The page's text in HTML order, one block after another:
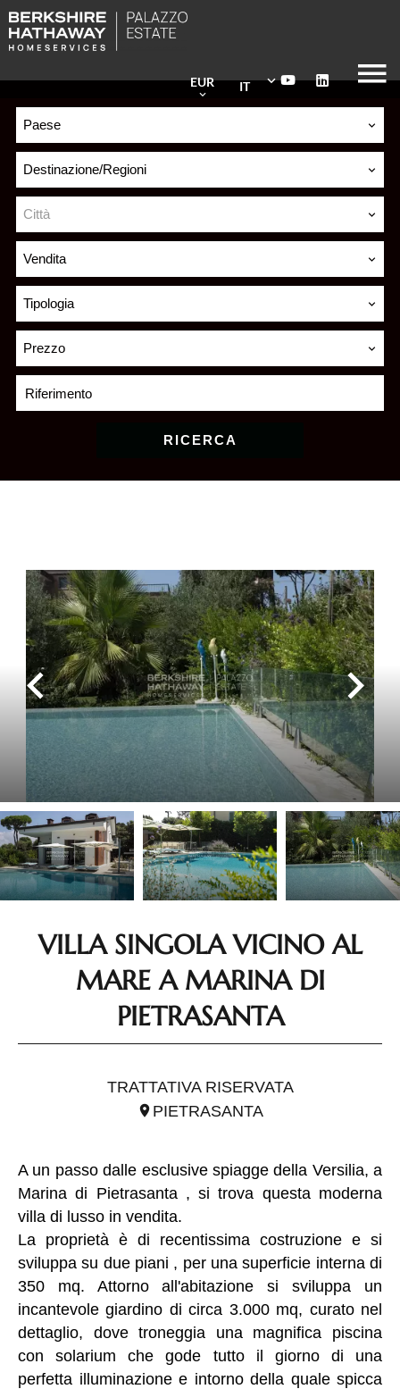
IT
EUR
Paese
Destinazione/Regioni
Città
Vendita
Tipologia
Prezzo
RICERCA
VILLA SINGOLA VICINO AL
MARE A MARINA DI
PIETRASANTA
TRATTATIVA RISERVATA
PIETRASANTA
A un passo dalle esclusive spiagge della Versilia, a
Marina di Pietrasanta , si trova questa moderna
villa di lusso in vendita.
La proprietà è di recentissima costruzione e si
sviluppa su due piani , per una superficie interna di
350 mq. Attorno all'abitazione si sviluppa un
incantevole giardino di circa 3.000 mq, curato nel
dettaglio, dove troneggia una magnifica piscina
con solarium che gode tutto il giorno di una
perfetta illuminazione e intorno della quale spicca